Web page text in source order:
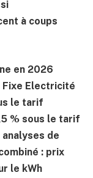
à coups
en 2026
Fixe Electricité
le tarif
% sous le tarif
de
: prix
le kWh